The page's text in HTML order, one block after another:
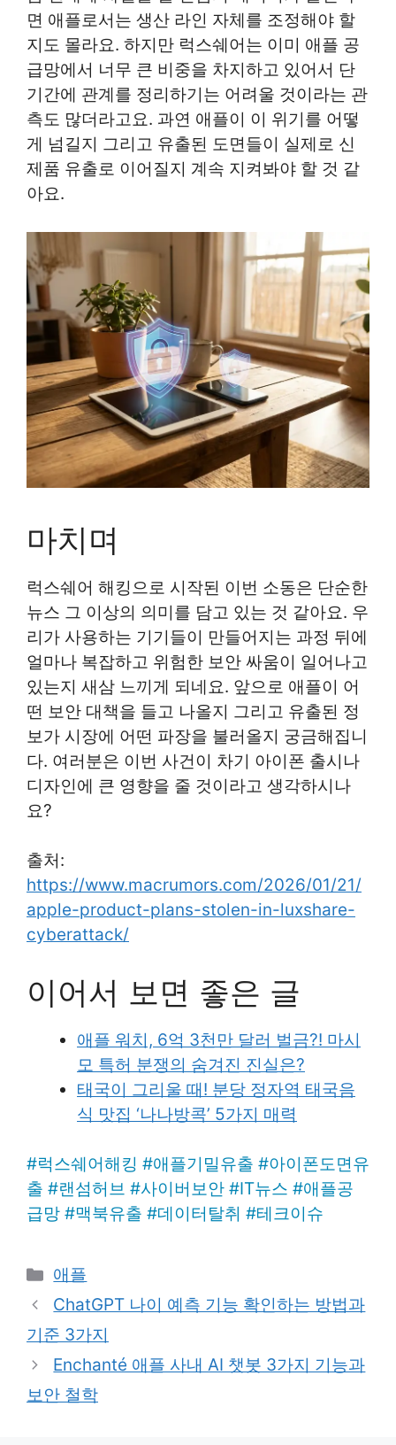
면 애플로서는 생산 라인 자체를 조정해야 할
지도 몰라요. 하지만 럭스쉐어는 이미 애플 공
급망에서 너무 큰 비중을 차지하고 있어서 단
기간에 관계를 정리하기는 어려울 것이라는 관
측도 많더라고요. 과연 애플이 이 위기를 어떻
게 넘길지 그리고 유출된 도면들이 실제로 신
제품 유출로 이어질지 계속 지켜봐야 할 것 같
아요.
마치며
럭스쉐어 해킹으로 시작된 이번 소동은 단순한
뉴스 그 이상의 의미를 담고 있는 것 같아요. 우
리가 사용하는 기기들이 만들어지는 과정 뒤에
얼마나 복잡하고 위험한 보안 싸움이 일어나고
있는지 새삼 느끼게 되네요. 앞으로 애플이 어
떤 보안 대책을 들고 나올지 그리고 유출된 정
보가 시장에 어떤 파장을 불러올지 궁금해집니
다. 여러분은 이번 사건이 차기 아이폰 출시나
디자인에 큰 영향을 줄 것이라고 생각하시나
요?
출처:
https://www.macrumors.com/2026/01/21/
apple-product-plans-stolen-in-luxshare-
cyberattack/
이어서 보면 좋은 글
애플 워치, 6억 3천만 달러 벌금?! 마시
모 특허 분쟁의 숨겨진 진실은?
태국이 그리울 때! 분당 정자역 태국음
식 맛집 ‘나나방콕’ 5가지 매력
#럭스쉐어해킹 #애플기밀유출 #아이폰도면유
출 #랜섬허브 #사이버보안 #IT뉴스 #애플공
급망 #맥북유출 #데이터탈취 #테크이슈
Categories
애플
ChatGPT 나이 예측 기능 확인하는 방법과
기준 3가지
Enchanté 애플 사내 AI 챗봇 3가지 기능과
보안 철학